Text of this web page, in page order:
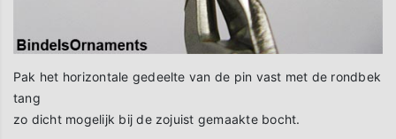
Pak het horizontale gedeelte van de pin vast met de rondbek
tang
zo dicht mogelijk bij de zojuist gemaakte bocht.